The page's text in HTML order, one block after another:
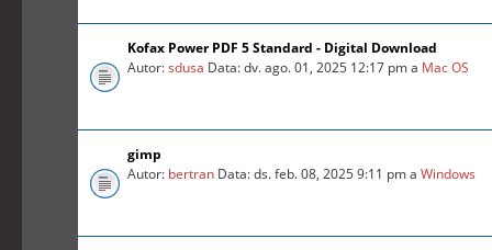
Kofax Power PDF 5 Standard - Digital Download
Autor:sdusa Data: dv. ago. 01, 2025 12:17 pm a Mac OS
gimp
Autor: bertran Data: ds. feb. 08, 2025 9:11 pm aWindows